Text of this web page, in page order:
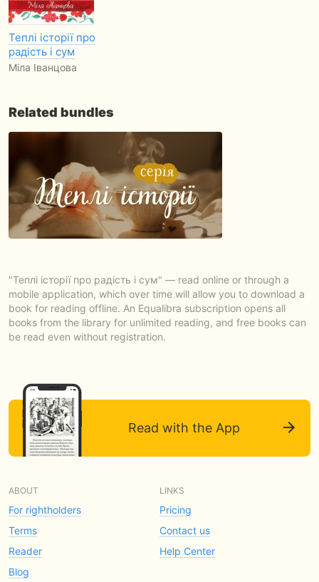
Теплі історії про
радість і сум
Мiла Iванцова
Related bundles
"Теплі історії про радість і сум" — read online or through a
mobile application, which over time will allow you to download a
book for reading offline. An Equalibra subscription opens all
books from the library for unlimited reading, and free books can
be read even without registration.
Read with the App
ABOUT
For rightholders
Terms
Reader
Blog
LINKS
Pricing
Contact us
Help Center